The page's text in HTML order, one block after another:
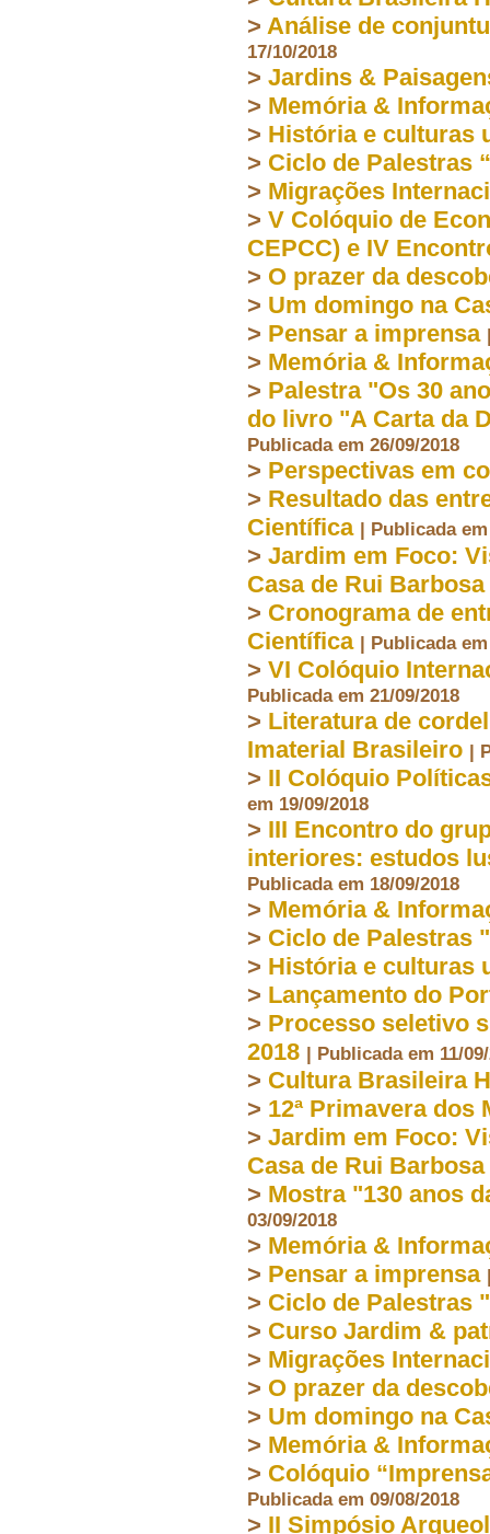
> Análise de
17/10/2018
> Jardins &
> Memória &
> História e culturas
> Ciclo de Palestras
> Migrações
> V Colóquio de
CEPCC) e IV
> O prazer da
> Um domingo na
> Pensar a imprensa
> Memória &
> Palestra "Os 30
do livro "A Carta da
Publicada em 26/09/2018
> Perspectivas em
> Resultado das
Científica | Publicada em
> Jardim em Foco:
Casa de Rui Barbosa
> Cronograma de
Científica | Publicada em
> VI Colóquio
Publicada em 21/09/2018
> Literatura de
Imaterial Brasileiro |
> II Colóquio
em 19/09/2018
> III Encontro do
interiores: estudos
Publicada em 18/09/2018
> Memória &
> Ciclo de Palestras
> História e culturas
> Lançamento do
> Processo seletivo
2018 | Publicada em 11/
> Cultura Brasileira
> 12ª Primavera dos
> Jardim em Foco:
Casa de Rui Barbosa
> Mostra "130 anos
03/09/2018
> Memória &
> Pensar a imprensa
> Ciclo de Palestras
> Curso Jardim &
> Migrações
> O prazer da
> Um domingo na
> Memória &
> Colóquio
Publicada em 09/08/2018
> II Simpósio